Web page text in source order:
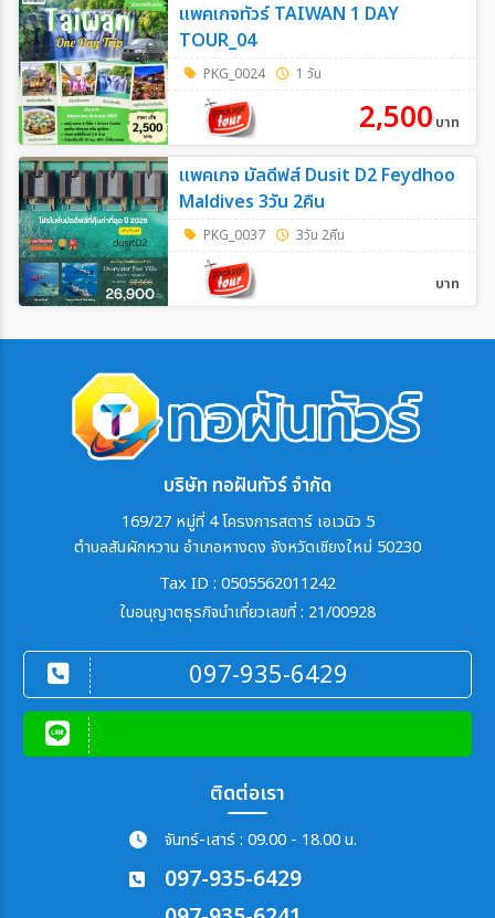
แพคเกจทัวร์ TAIWAN 1 DAY
TOUR_04
PKG_0024 1 วัน
2,500 บาท
แพคเกจ มัลดีฟส์ Dusit D2 Feydhoo
Maldives 3วัน 2คืน
PKG_0037 3วัน 2คืน
บาท
บริษัท ทอฝันทัวร์ จำกัด
169/27 หมู่ที่ 4 โครงการสตาร์ เอเวนิว 5
ตำบลสันผักหวาน อำเภอหางดง จังหวัดเชียงใหม่ 50230
Tax ID : 0505562011242
ใบอนุญาตธุรกิจนำเที่ยวเลขที่ : 21/00928
097-935-6429
ติดต่อเรา
จันทร์-เสาร์ : 09.00 - 18.00 น.
097-935-6429